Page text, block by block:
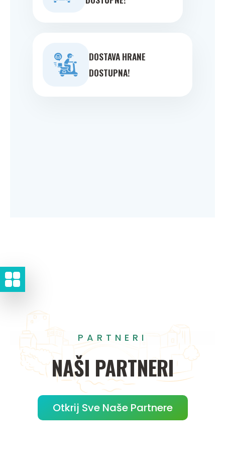
DOSTAVA HRANE
DOSTUPNA!
PARTNERI
NAŠI PARTNERI
Otkrij Sve Naše Partnere